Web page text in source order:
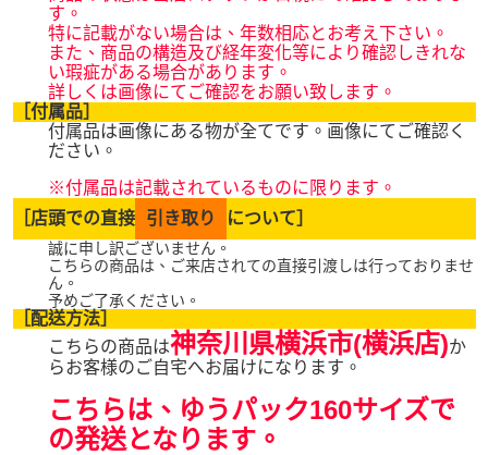
す。
特に記載がない場合は、年数相応とお考え下さい。
また、商品の構造及び経年変化等により確認しきれな
い瑕疵がある場合があります。
詳しくは画像にてご確認をお願い致します。
［付属品］
付属品は画像にある物が全てです。画像にてご確認く
ださい。
※付属品は記載されているものに限ります。
［店頭での直接
引き取り について］
誠に申し訳ございません。
こちらの商品は、ご来店されての直接引渡しは行っておりませ
ん。
予めご了承ください。
［配送方法］
こちらの商品は神奈川県横浜市(横浜店)か
らお客様のご自宅へお届けになります。
こちらは、ゆうパック160サイズで
の発送となります。